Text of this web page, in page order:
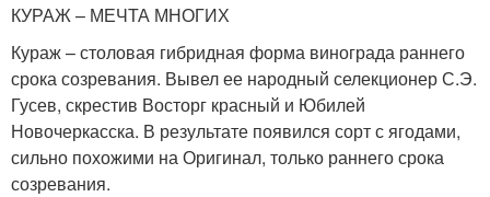
КУРАЖ – МЕЧТА МНОГИХ
Кураж – столовая гибридная форма винограда раннего
срока созревания. Вывел ее народный селекционер С.Э.
Гусев, скрестив Восторг красный и Юбилей
Новочеркасска. В результате появился сорт с ягодами,
сильно похожими на Оригинал, только раннего срока
созревания.